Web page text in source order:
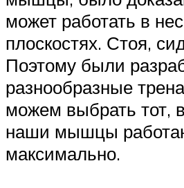
может работать в
плоскостях. Стоя,
Поэтому были
разнообразные
можем выбрать тот,
наши мышцы
максимально.